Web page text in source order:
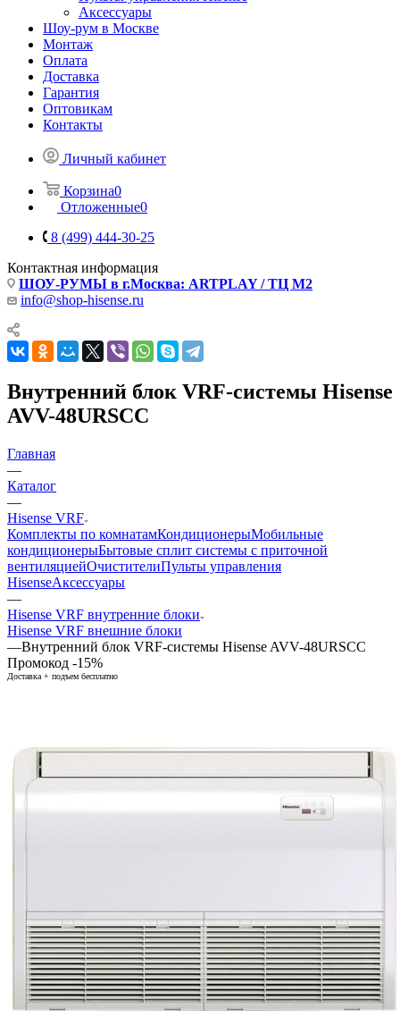
Аксессуары
Шоу-рум в Москве
Монтаж
Оплата
Доставка
Гарантия
Оптовикам
Контакты
Личный кабинет
Корзина0
Отложенные0
8 (499) 444-30-25
Контактная информация
ШОУ-РУМЫ в г.Москва: ARTPLAY / ТЦ М2
info@shop-hisense.ru
Внутренний блок VRF-системы Hisense
AVV-48URSCC
Главная
—
Каталог
—
Hisense VRF
Комплекты по комнатамКондиционерыМобильные
кондиционерыБытовые сплит системы с приточной
вентиляциейОчистителиПульты управления
HisenseАксессуары
—
Hisense VRF внутренние блоки
Hisense VRF внешние блоки
—Внутренний блок VRF-системы Hisense AVV-48URSCC
Промокод -15%
Доставка + подъем бесплатно